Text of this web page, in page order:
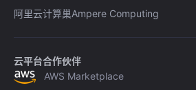
阿里云计算巢Ampere Computing
云平台合作伙伴
AWS Marketplace